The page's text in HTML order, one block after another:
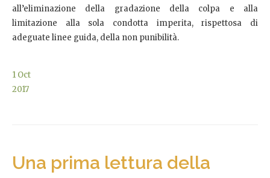
all’eliminazione della gradazione della colpa e alla
limitazione alla sola condotta imperita, rispettosa di
adeguate linee guida, della non punibilità.
1 Oct
2017
Una prima lettura della